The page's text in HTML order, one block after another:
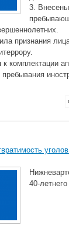
3.
признания
комплектации
40-